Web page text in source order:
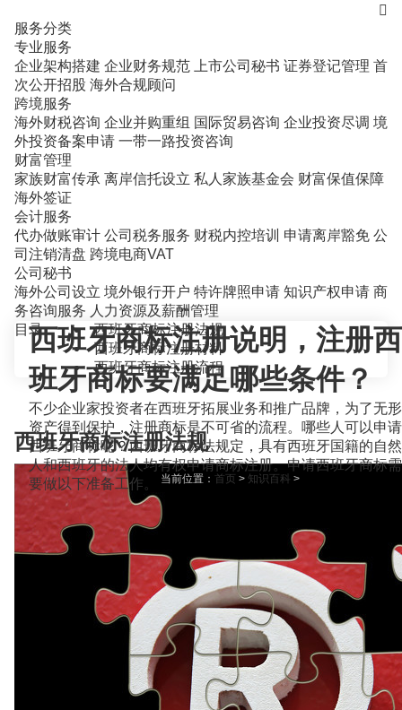

服务分类
专业服务
企业架构搭建 企业财务规范 上市公司秘书 证券登记管理 首
次公开招股 海外合规顾问
跨境服务
海外财税咨询 企业并购重组 国际贸易咨询 企业投资尽调 境
外投资备案申请 一带一路投资咨询
财富管理
家族财富传承 离岸信托设立 私人家族基金会 财富保值保障
海外签证
会计服务
代办做账审计 公司税务服务 财税内控培训 申请离岸豁免 公
司注销清盘 跨境电商VAT
公司秘书
海外公司设立 境外银行开户 特许牌照申请 知识产权申请 商
务咨询服务 人力资源及薪酬管理
当前位置： 首页 > 知识百科 >
西班牙商标注册说明，注册西
班牙商标要满足哪些条件？
不少企业家投资者在西班牙拓展业务和推广品牌，为了无形
资产得到保护，注册商标是不可省的流程。哪些人可以申请
西班牙商标呢？西班牙商标法规定，具有西班牙国籍的自然
人和西班牙的法人均有权申请商标注册。申请西班牙商标需
要做以下准备工作。
目录
西班牙商标注册法规
西班牙商标注册材料
西班牙商标注册流程
西班牙商标注册法规